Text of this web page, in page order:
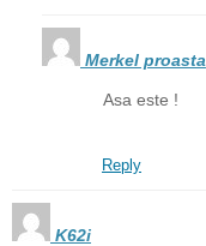
Merkel proasta
Asa este !
Reply
K62i